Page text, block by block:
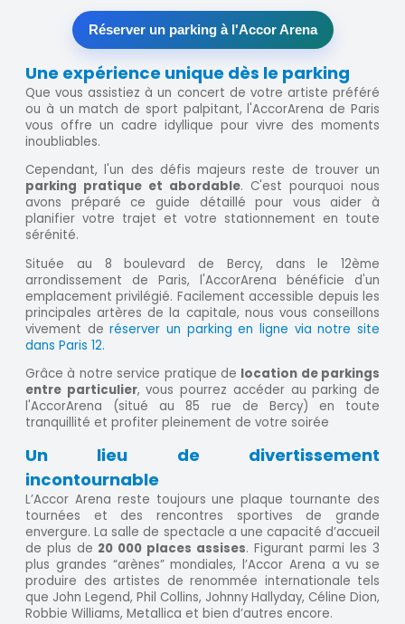
Réserver un parking à l'Accor Arena
Une expérience unique dès le parking
Que vous assistiez à un concert de votre artiste préféré
ou à un match de sport palpitant, l'AccorArena de Paris
vous offre un cadre idyllique pour vivre des moments
inoubliables.
Cependant, l'un des défis majeurs reste de trouver un
parking pratique et abordable. C'est pourquoi nous
avons préparé ce guide détaillé pour vous aider à
planifier votre trajet et votre stationnement en toute
sérénité.
Située au 8 boulevard de Bercy, dans le 12ème
arrondissement de Paris, l'AccorArena bénéficie d'un
emplacement privilégié. Facilement accessible depuis les
principales artères de la capitale, nous vous conseillons
vivement de réserver un parking en ligne via notre site
dans Paris 12.
Grâce à notre service pratique de location de parkings
entre particulier, vous pourrez accéder au parking de
l'AccorArena (situé au 85 rue de Bercy) en toute
tranquillité et profiter pleinement de votre soirée
Un lieu de divertissement
incontournable
L’Accor Arena reste toujours une plaque tournante des
tournées et des rencontres sportives de grande
envergure. La salle de spectacle a une capacité d’accueil
de plus de 20 000 places assises. Figurant parmi les 3
plus grandes “arènes” mondiales, l’Accor Arena a vu se
produire des artistes de renommée internationale tels
que John Legend, Phil Collins, Johnny Hallyday, Céline Dion,
Robbie Williams, Metallica et bien d’autres encore.